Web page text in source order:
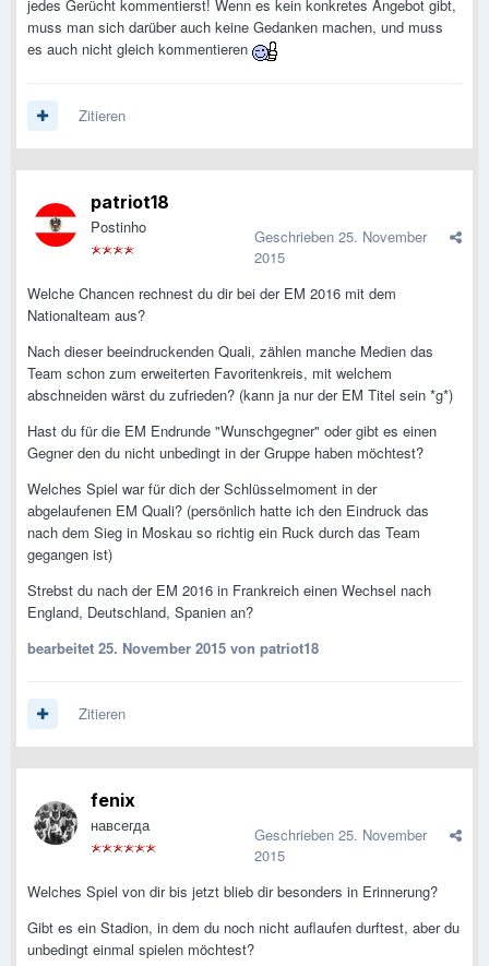
jedes Gerücht kommentierst! Wenn es kein konkretes Angebot gibt,
muss man sich darüber auch keine Gedanken machen, und muss
es auch nicht gleich kommentieren
Zitieren
patriot18
Postinho Geschrieben 25. November
2015
Welche Chancen rechnest du dir bei der EM 2016 mit dem
Nationalteam aus?
Nach dieser beeindruckenden Quali, zählen manche Medien das
Team schon zum erweiterten Favoritenkreis, mit welchem
abschneiden wärst du zufrieden? (kann ja nur der EM Titel sein *g*)
Hast du für die EM Endrunde "Wunschgegner" oder gibt es einen
Gegner den du nicht unbedingt in der Gruppe haben möchtest?
Welches Spiel war für dich der Schlüsselmoment in der
abgelaufenen EM Quali? (persönlich hatte ich den Eindruck das
nach dem Sieg in Moskau so richtig ein Ruck durch das Team
gegangen ist)
Strebst du nach der EM 2016 in Frankreich einen Wechsel nach
England, Deutschland, Spanien an?
bearbeitet 25. November 2015 von patriot18
Zitieren
fenix
навсегда Geschrieben 25. November
2015
Welches Spiel von dir bis jetzt blieb dir besonders in Erinnerung?
Gibt es ein Stadion, in dem du noch nicht auflaufen durftest, aber du
unbedingt einmal spielen möchtest?